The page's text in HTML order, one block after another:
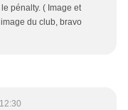
pénalty. ( Image et
du club, bravo